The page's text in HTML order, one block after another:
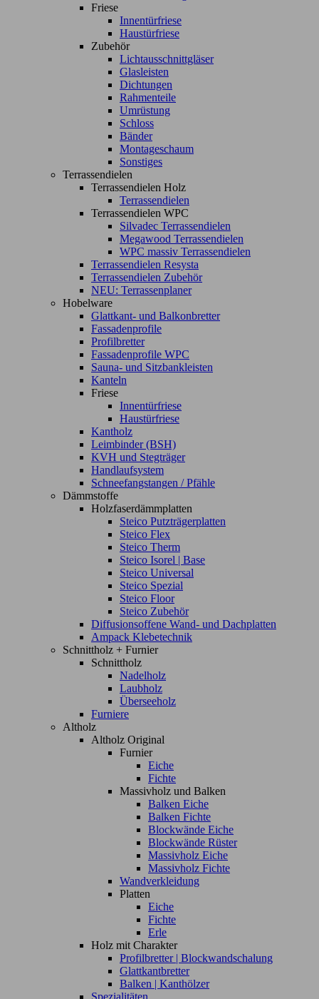
Friese
Innentürfriese
Haustürfriese
Zubehör
Lichtausschnittgläser
Glasleisten
Dichtungen
Rahmenteile
Umrüstung
Schloss
Bänder
Montageschaum
Sonstiges
Terrassendielen
Terrassendielen Holz
Terrassendielen
Terrassendielen WPC
Silvadec Terrassendielen
Megawood Terrassendielen
WPC massiv Terrassendielen
Terrassendielen Resysta
Terrassendielen Zubehör
NEU: Terrassenplaner
Hobelware
Glattkant- und Balkonbretter
Fassadenprofile
Profilbretter
Fassadenprofile WPC
Sauna- und Sitzbankleisten
Kanteln
Friese
Innentürfriese
Haustürfriese
Kantholz
Leimbinder (BSH)
KVH und Stegträger
Handlaufsystem
Schneefangstangen / Pfähle
Dämmstoffe
Holzfaserdämmplatten
Steico Putzträgerplatten
Steico Flex
Steico Therm
Steico Isorel | Base
Steico Universal
Steico Spezial
Steico Floor
Steico Zubehör
Diffusionsoffene Wand- und Dachplatten
Ampack Klebetechnik
Schnittholz + Furnier
Schnittholz
Nadelholz
Laubholz
Überseeholz
Furniere
Altholz
Altholz Original
Furnier
Eiche
Fichte
Massivholz und Balken
Balken Eiche
Balken Fichte
Blockwände Eiche
Blockwände Rüster
Massivholz Eiche
Massivholz Fichte
Wandverkleidung
Platten
Eiche
Fichte
Erle
Holz mit Charakter
Profilbretter | Blockwandschalung
Glattkantbretter
Balken | Kanthölzer